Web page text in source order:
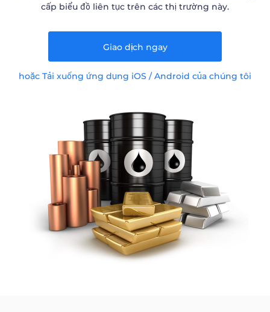
GIÁO DỤC
Tiếng Việt
cấp biểu đồ liên tục trên các thị trường này.
Giao dịch ngay
hoặc Tải xuống ứng dụng iOS / Android của chúng tôi